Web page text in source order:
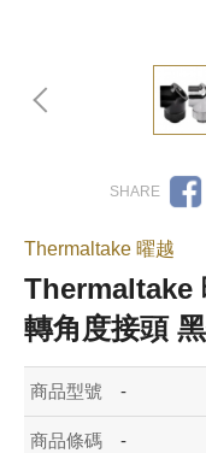
Thermaltake 曜越
Thermaltake
轉角度接頭
商品型號 -
商品條碼 -